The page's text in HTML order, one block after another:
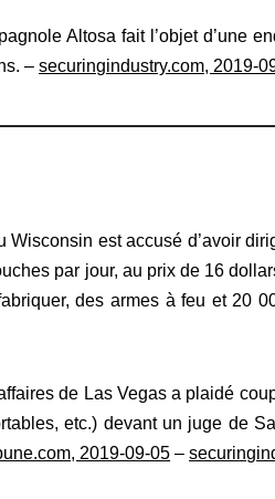
Altosa fait l’objet d’une
–securingindustry.com, 2019-
Wisconsin est accusé d’avoir
par jour, au prix de 16
des armes à feu et 20
de Las Vegas a plaidé
etc.) devant un juge de
2019-09-05 –